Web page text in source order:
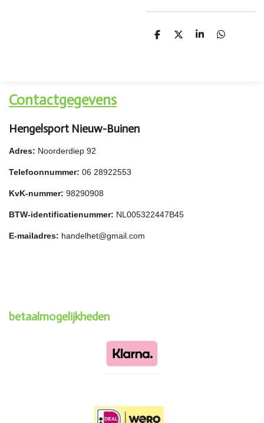
D
D
S
D
Contactgegevens
Hengelsport Nieuw-Buinen
Adres: Noorderdiep 92
Telefoonnummer: 06 28922553
KvK-nummer: 98290908
BTW-identificatienummer: NL005322447B45
E-mailadres: handelhet@gmail.com
betaalmogelijkheden